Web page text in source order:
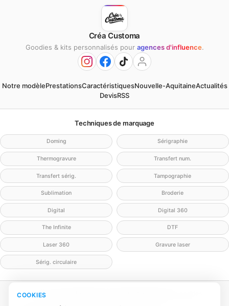
COOKIES
Créa Customa
Goodies & kits personnalisés pour agences d'influence.
Notre modèlePrestationsCaractéristiquesNouvelle-AquitaineActualités
DevisRSS
Techniques de marquage
Doming Sérigraphie
Thermogravure Transfert num.
Transfert sérig. Tampographie
Sublimation Broderie
Digital Digital 360
The Infinite DTF
Laser 360 Gravure laser
Sérig. circulaire
Mentions légales